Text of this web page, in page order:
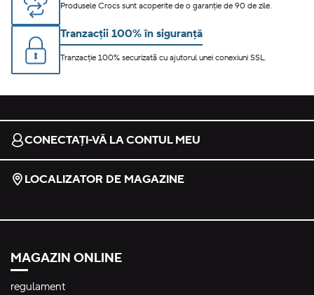
Produsele Crocs sunt acoperite de o garanție de 90 de zile.
Tranzacții 100% în siguranță
Tranzacție 100% securizată cu ajutorul unei conexiuni SSL.
CONECTAȚI-VĂ LA CONTUL MEU
LOCALIZATOR DE MAGAZINE
MAGAZIN ONLINE
regulament